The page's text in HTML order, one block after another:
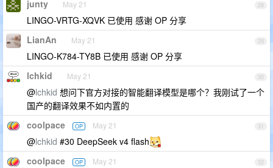
28
junty May 21
LINGO-VRTG-XQVK 已使用 感谢 OP 分享
29
LianAn May 21
LINGO-K784-TY8B 已使用 感谢 OP 分享
30
lchkid May 21
@lchkid 想问下官方对接的智能翻译模型是哪个？我刚试了一个
国产的翻译效果不如内置的
31
coolpace OP May 21
@lchkid #30 DeepSeek v4 flash
32
coolpace OP May 21